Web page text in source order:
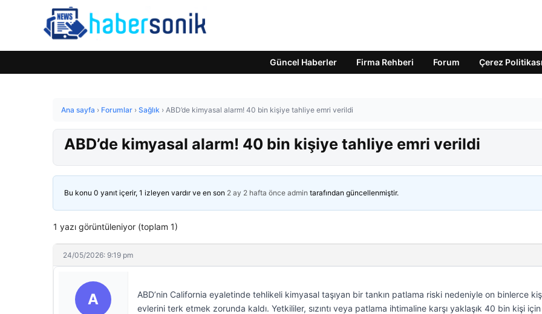
Güncel Haberler Firma Rehberi Forum Çerez Politikası
Ana sayfa › Forumlar › Sağlık › ABD’de kimyasal alarm! 40 bin kişiye tahliye emri verildi
ABD’de kimyasal alarm! 40 bin kişiye tahliye emri verildi
Bu konu 0 yanıt içerir, 1 izleyen vardır ve en son 2 ay 2 hafta önce admin tarafından güncellenmiştir.
1 yazı görüntüleniyor (toplam 1)
24/05/2026: 9:19 pm
A
ABD’nin California eyaletinde tehlikeli kimyasal taşıyan bir tankın patlama riski nedeniyle on binlerce
evlerini terk etmek zorunda kaldı. Yetkililer, sızıntı veya patlama ihtimaline karşı yaklaşık 40 bin kişi için